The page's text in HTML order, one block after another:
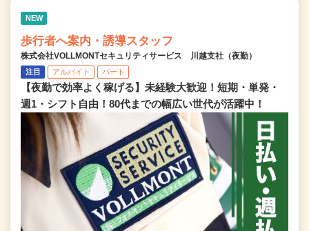
NEW
歩行者へ案内・誘導スタッフ
株式会社VOLLMONTセキュリティサービス 川越支社（夜勤）
注目 アルバイト パート
【夜勤で効率よく稼げる】未経験大歓迎！短期・単発・
週1・シフト自由！80代までの幅広い世代が活躍中！